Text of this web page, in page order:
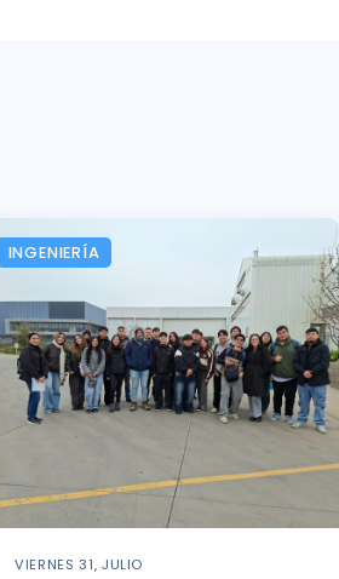
INGENIERÍA
VIERNES 31, JULIO